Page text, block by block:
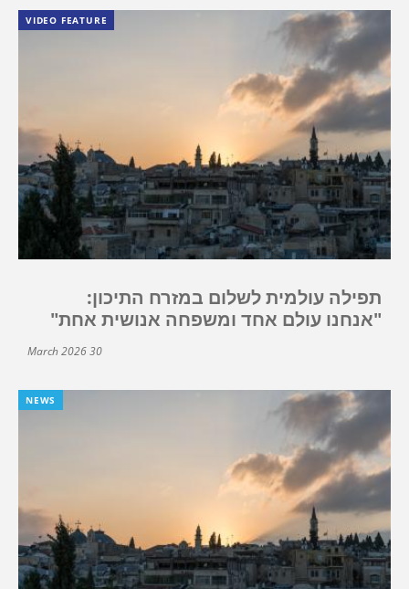
VIDEO FEATURE
תפילה עולמית לשלום במזרח התיכון:
"אנחנו עולם אחד ומשפחה אנושית אחת"
30 March 2026
NEWS